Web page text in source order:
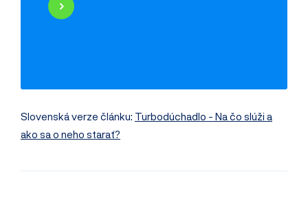
Najeté kilometry
Slovenská verze článku: Turbodúchadlo - Na čo slúži a
ako sa o neho starať?